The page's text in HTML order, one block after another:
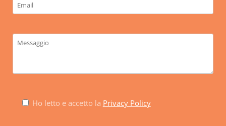
Ho letto e accetto la Privacy Policy